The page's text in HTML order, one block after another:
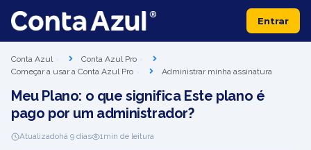
Entrar
Conta Azul
Conta Azul Pro
Começar a usar a Conta Azul Pro
Administrar minha assinatura
Meu Plano: o que significa Este plano é
pago por um administrador?
Atualizadohá 9 dias 1min de leitura